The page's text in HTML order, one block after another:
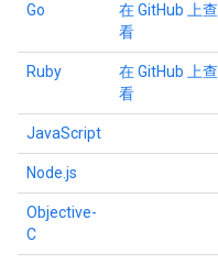
Go
在 GitHub 上查
看
Ruby
在 GitHub 上查
看
JavaScript
Node.js
Objective-
C